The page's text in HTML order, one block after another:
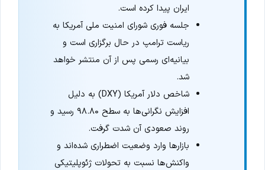
ایران پیدا کرده است.
جلسه فوری شورای امنیت ملی آمریکا به
ریاست ترامپ در حال برگزاری است و
بیانیه‌ای رسمی پس از آن منتشر خواهد
شد.
شاخص دلار آمریکا (DXY) به دلیل
افزایش نگرانی‌ها به سطح ۹۸.۸۰ رسید و
روند صعودی آن شدت گرفت.
بازارها وارد وضعیت اضطراری شده‌اند و
واکنش‌ها نسبت به تحولات ژئوپلیتیکی